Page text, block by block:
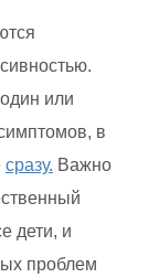
или
в
сразу. Важно
дети, и
проблем